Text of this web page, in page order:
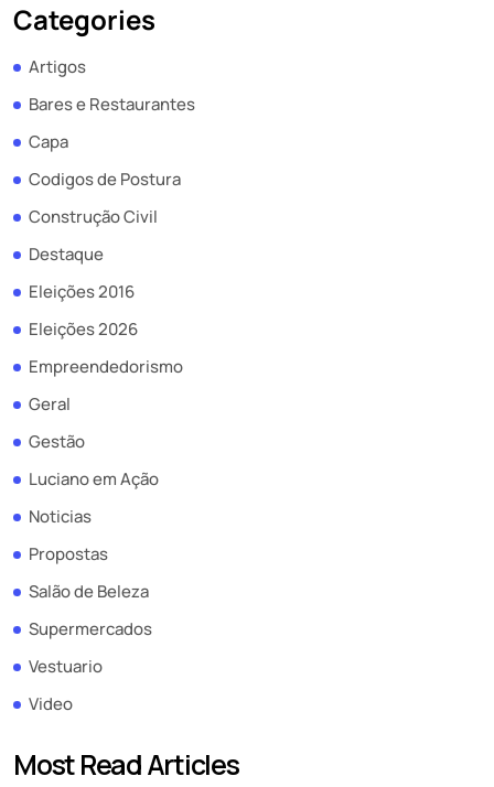
Categories
Artigos
Bares e Restaurantes
Capa
Codigos de Postura
Construção Civil
Destaque
Eleições 2016
Eleições 2026
Empreendedorismo
Geral
Gestão
Luciano em Ação
Noticias
Propostas
Salão de Beleza
Supermercados
Vestuario
Video
Most Read Articles